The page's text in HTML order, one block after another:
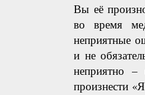
Вы её
во время
неприятные
и не
неприятно –
произнести